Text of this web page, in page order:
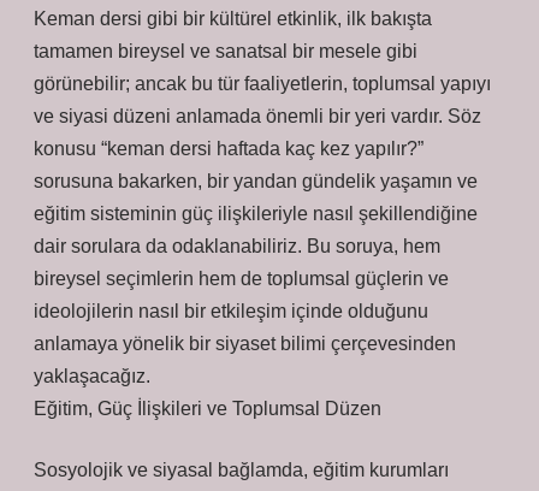
Keman dersi gibi bir kültürel etkinlik, ilk bakışta
tamamen bireysel ve sanatsal bir mesele gibi
görünebilir; ancak bu tür faaliyetlerin, toplumsal yapıyı
ve siyasi düzeni anlamada önemli bir yeri vardır. Söz
konusu “keman dersi haftada kaç kez yapılır?”
sorusuna bakarken, bir yandan gündelik yaşamın ve
eğitim sisteminin güç ilişkileriyle nasıl şekillendiğine
dair sorulara da odaklanabiliriz. Bu soruya, hem
bireysel seçimlerin hem de toplumsal güçlerin ve
ideolojilerin nasıl bir etkileşim içinde olduğunu
anlamaya yönelik bir siyaset bilimi çerçevesinden
yaklaşacağız.
Eğitim, Güç İlişkileri ve Toplumsal Düzen
Sosyolojik ve siyasal bağlamda, eğitim kurumları